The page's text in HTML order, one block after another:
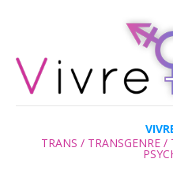
TRANS / TRANSGENRE